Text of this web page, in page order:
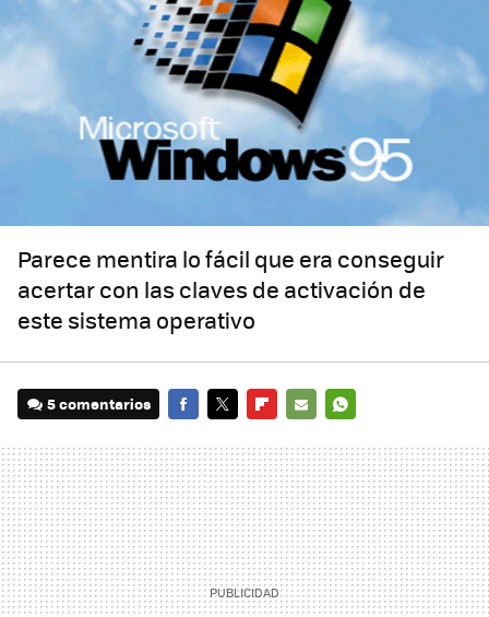
Parece mentira lo fácil que era conseguir
acertar con las claves de activación de
este sistema operativo
5 comentarios
MAIL